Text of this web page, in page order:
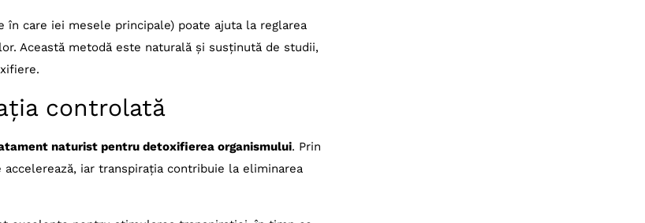
în care iei mesele principale) poate ajuta la reglarea
Această metodă este naturală și susținută de studii,
controlată
naturist pentru detoxifierea organismului. Prin
iar transpirația contribuie la eliminarea